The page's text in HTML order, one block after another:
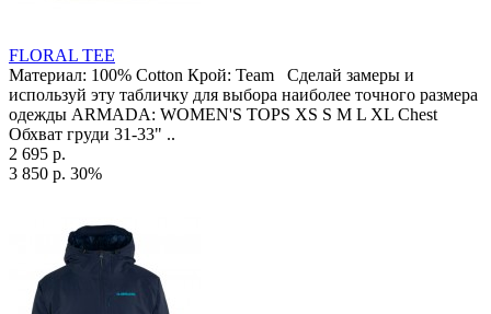
FLORAL TEE
Материал: 100% Cotton Крой: Team Сделай замеры и
используй эту табличку для выбора наиболее точного размера
одежды ARMADA: WOMEN'S TOPS XS S M L XL Chest
Обхват груди 31-33" ..
2 695 р.
3 850 р. 30%